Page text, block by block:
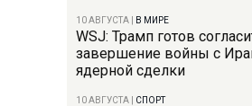
10 АВГУСТА В МИРЕ
WSJ: Трамп готов
завершение войны с
ядерной сделки
10 АВГУСТА СПОРТ